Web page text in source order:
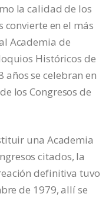
la calidad de los
en el más
Academia de
Históricos de
años se celebran en
los Congresos de
una Academia
citados, la
definitiva tuvo
de 1979, allí se